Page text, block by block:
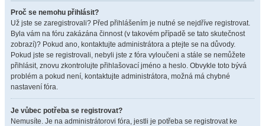
Proč se nemohu přihlásit?
Už jste se zaregistrovali? Před přihlášením je nutné se nejdříve registrovat.
Byla vám na fóru zakázána činnost (v takovém případě se tato skutečnost
zobrazí)? Pokud ano, kontaktujte administrátora a ptejte se na důvody.
Pokud jste se registrovali, nebyli jste z fóra vyloučeni a stále se nemůžete
přihlásit, znovu zkontrolujte přihlašovací jméno a heslo. Obvykle toto bývá
problém a pokud není, kontaktujte administrátora, možná má chybné
nastavení fóra.
Je vůbec potřeba se registrovat?
Nemusíte. Je na administrátorovi fóra, jestli je potřeba se registrovat ke